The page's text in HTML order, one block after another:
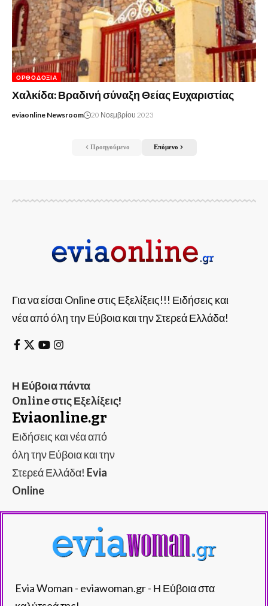
ΟΡΘΟΔΟΞΊΑ
Χαλκίδα: Βραδινή σύναξη Θείας Ευχαριστίας
eviaonline Newsroom 20 Νοεμβρίου 2023
Προηγούμενο Επόμενο
Για να είσαι Online στις Εξελίξεις!!! Ειδήσεις και
νέα από όλη την Εύβοια και την Στερεά Ελλάδα!
Η Εύβοια πάντα
Online στις Εξελίξεις!
Eviaonline.gr
Ειδήσεις και νέα από
όλη την Εύβοια και την
Στερεά Ελλάδα! Evia
Online
Evia Woman - eviawoman.gr - Η Εύβοια στα